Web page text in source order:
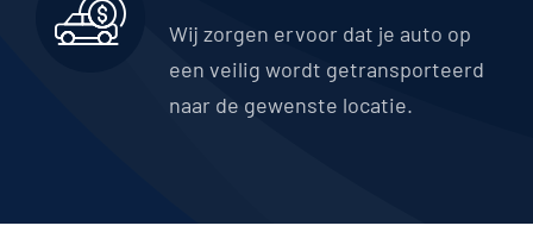
Wij zorgen ervoor dat je auto op
een veilig wordt getransporteerd
naar de gewenste locatie.